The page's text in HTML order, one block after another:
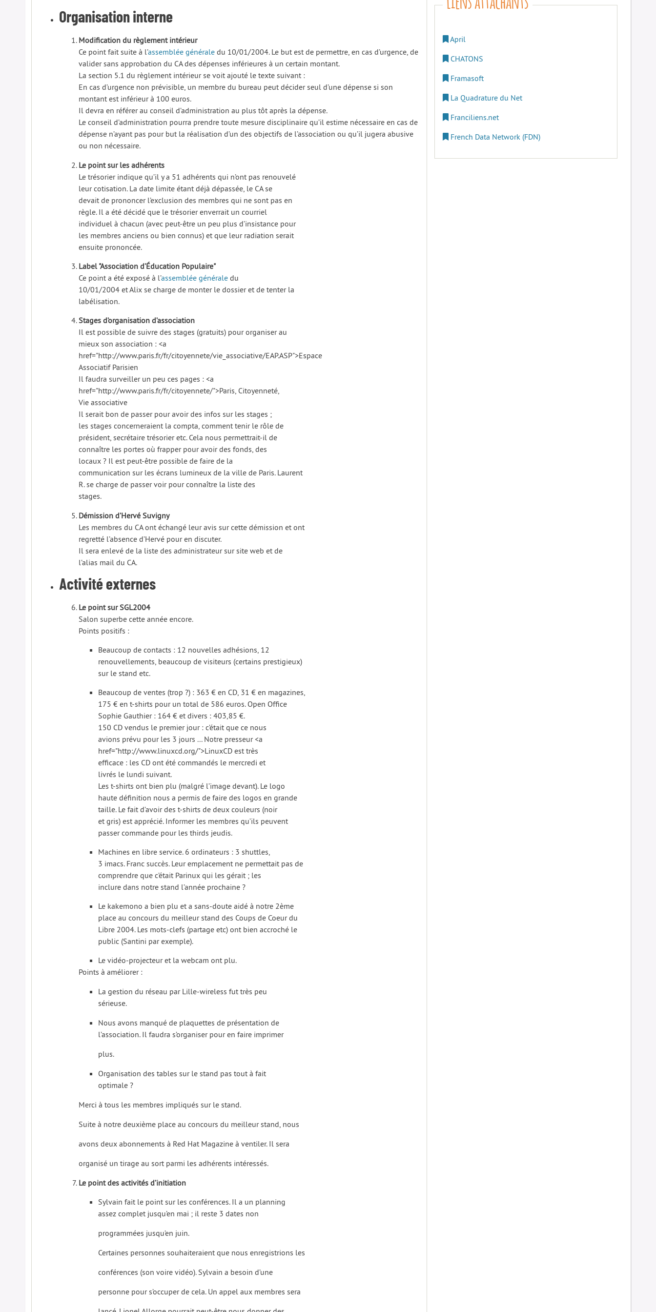
Organisation interne
Modification du règlement intérieur
Ce point fait suite à l’assemblée générale du 10/01/2004. Le but est de permettre, en cas d’urgence, de
valider sans approbation du CA des dépenses inférieures à un certain montant.
La section 5.1 du règlement intérieur se voit ajouté le texte suivant :
En cas d’urgence non prévisible, un membre du bureau peut décider seul d’une dépense si son
montant est inférieur à 100 euros.
Il devra en référer au conseil d’administration au plus tôt après la dépense.
Le conseil d’administration pourra prendre toute mesure disciplinaire qu’il estime nécessaire en cas de
dépense n’ayant pas pour but la réalisation d’un des objectifs de l’association ou qu’il jugera abusive
ou non nécessaire.
Le point sur les adhérents
Le trésorier indique qu’il y a 51 adhérents qui n’ont pas renouvelé
leur cotisation. La date limite étant déjà dépassée, le CA se
devait de prononcer l’exclusion des membres qui ne sont pas en
règle. Il a été décidé que le trésorier enverrait un courriel
individuel à chacun (avec peut-être un peu plus d’insistance pour
les membres anciens ou bien connus) et que leur radiation serait
ensuite prononcée.
Label "Association d’Éducation Populaire"
Ce point a été exposé à l’assemblée générale du
10/01/2004 et Alix se charge de monter le dossier et de tenter la
labélisation.
Stages d’organisation d’association
Il est possible de suivre des stages (gratuits) pour organiser au
mieux son association : <a
href="http://www.paris.fr/fr/citoyennete/vie_associative/EAP.ASP">Espace
Associatif Parisien
Il faudra surveiller un peu ces pages : <a
href="http://www.paris.fr/fr/citoyennete/">Paris, Citoyenneté,
Vie associative
Il serait bon de passer pour avoir des infos sur les stages ;
les stages concerneraient la compta, comment tenir le rôle de
président, secrétaire trésorier etc. Cela nous permettrait-il de
connaître les portes où frapper pour avoir des fonds, des
locaux ? Il est peut-être possible de faire de la
communication sur les écrans lumineux de la ville de Paris. Laurent
R. se charge de passer voir pour connaître la liste des
stages.
Démission d’Hervé Suvigny
Les membres du CA ont échangé leur avis sur cette démission et ont
regretté l’absence d’Hervé pour en discuter.
Il sera enlevé de la liste des administrateur sur site web et de
l’alias mail du CA.
Activité externes
Le point sur SGL2004
Salon superbe cette année encore.
Points positifs :
Beaucoup de contacts : 12 nouvelles adhésions, 12
renouvellements, beaucoup de visiteurs (certains prestigieux)
sur le stand etc.
Beaucoup de ventes (trop ?) : 363 € en CD, 31 € en magazines,
175 € en t-shirts pour un total de 586 euros. Open Office
Sophie Gauthier : 164 € et divers : 403,85 €.
150 CD vendus le premier jour : c’était que ce nous
avions prévu pour les 3 jours ... Notre presseur <a
href="http://www.linuxcd.org/">LinuxCD est très
efficace : les CD ont été commandés le mercredi et
livrés le lundi suivant.
Les t-shirts ont bien plu (malgré l’image devant). Le logo
haute définition nous a permis de faire des logos en grande
taille. Le fait d’avoir des t-shirts de deux couleurs (noir
et gris) est apprécié. Informer les membres qu’ils peuvent
passer commande pour les thirds jeudis.
Machines en libre service. 6 ordinateurs : 3 shuttles,
3 imacs. Franc succès. Leur emplacement ne permettait pas de
comprendre que c’était Parinux qui les gérait ; les
inclure dans notre stand l’année prochaine ?
Le kakemono a bien plu et a sans-doute aidé à notre 2ème
place au concours du meilleur stand des Coups de Coeur du
Libre 2004. Les mots-clefs (partage etc) ont bien accroché le
public (Santini par exemple).
Le vidéo-projecteur et la webcam ont plu.
Points à améliorer :
La gestion du réseau par Lille-wireless fut très peu
sérieuse.
Nous avons manqué de plaquettes de présentation de
l’association. Il faudra s’organiser pour en faire imprimer
plus.
Organisation des tables sur le stand pas tout à fait
optimale ?
Merci à tous les membres impliqués sur le stand.
Suite à notre deuxième place au concours du meilleur stand, nous
avons deux abonnements à Red Hat Magazine à ventiler. Il sera
organisé un tirage au sort parmi les adhérents intéressés.
Le point des activités d’initiation
Sylvain fait le point sur les conférences. Il a un planning
assez complet jusqu’en mai ; il reste 3 dates non
programmées jusqu’en juin.
Certaines personnes souhaiteraient que nous enregistrions les
conférences (son voire vidéo). Sylvain a besoin d’une
personne pour s’occuper de cela. Un appel aux membres sera
April
CHATONS
Framasoft
La Quadrature du Net
Franciliens.net
French Data Network (FDN)